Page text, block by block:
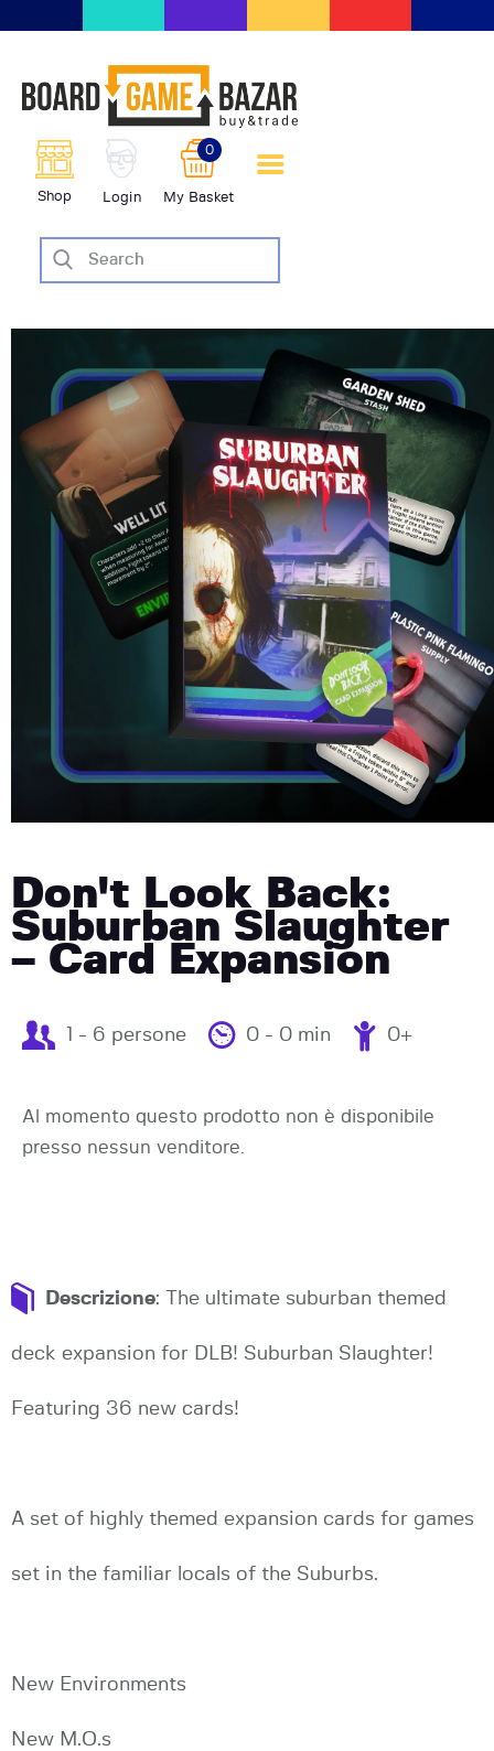
Shop Login My Basket
0
scambio giochi da tavolo
BoardGameBazar
SHOP
VENDI
CASE EDITRICI
AIUTO
BLOG-NEWS
EVENTI
Don't Look Back:
Suburban Slaughter
– Card Expansion
1 - 6 persone 0 - 0 min 0+
Al momento questo prodotto non è disponibile
presso nessun venditore.
Descrizione: The ultimate suburban themed
deck expansion for DLB! Suburban Slaughter!
Featuring 36 new cards!
A set of highly themed expansion cards for games
set in the familiar locals of the Suburbs.
New Environments
New M.O.s